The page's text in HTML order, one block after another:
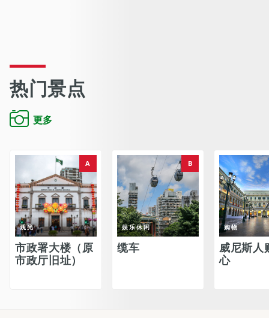
热门景点
更多
观光
A
市政署大楼（原
市政厅旧址）
娱乐休闲
B
缆车
购物
威尼斯人
心